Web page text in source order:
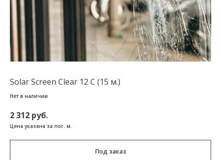
Solar Screen Clear 12 C (15 м.)
Нет в наличии
2 312 руб.
Цена указана за пог. м.
Под заказ